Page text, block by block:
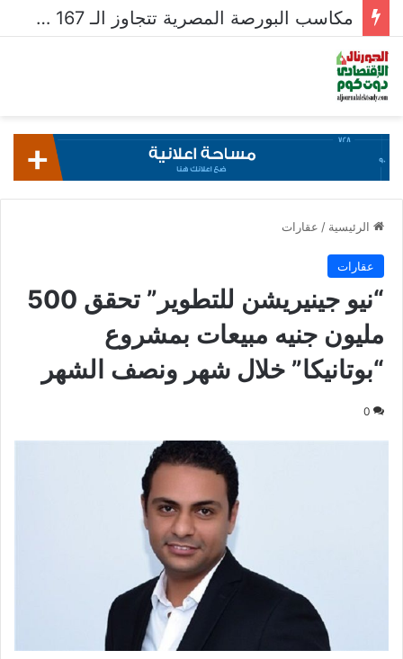
مكاسب البورصة المصرية تتجاوز الـ 167 مليار جنيه خلال أسبوع
الرئيسية / عقارات
عقارات
“نيو جينيريشن للتطوير” تحقق 500
مليون جنيه مبيعات بمشروع
“بوتانيكا” خلال شهر ونصف الشهر
0